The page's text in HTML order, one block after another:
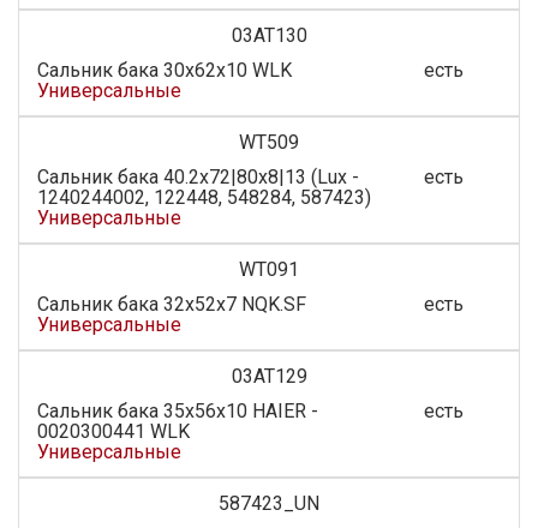
03AT130
Сальник бака 30x62x10 WLK
Универсальные
есть
WT509
Сальник бака 40.2x72|80x8|13 (Luх -
1240244002, 122448, 548284, 587423)
Универсальные
есть
WT091
Сальник бака 32х52х7 NQK.SF
Универсальные
есть
03AT129
Сальник бака 35x56x10 HAIER -
0020300441 WLK
Универсальные
есть
587423_UN